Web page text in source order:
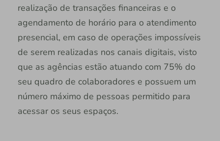
realização de transações financeiras e o
agendamento de horário para o atendimento
presencial, em caso de operações impossíveis
de serem realizadas nos canais digitais, visto
que as agências estão atuando com 75% do
seu quadro de colaboradores e possuem um
número máximo de pessoas permitido para
acessar os seus espaços.